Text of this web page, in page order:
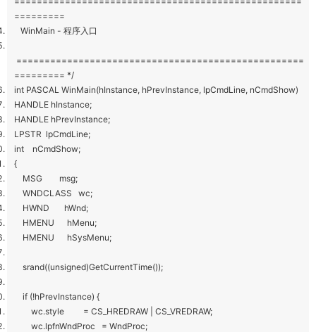
=========
WinMain - 程序入口
===================================================
========= */
int PASCAL WinMain(hInstance, hPrevInstance, lpCmdLine, nCmdShow)
HANDLE hInstance;
HANDLE hPrevInstance;
LPSTR lpCmdLine;
int nCmdShow;
{
MSG msg;
WNDCLASS wc;
HWND hWnd;
HMENU hMenu;
HMENU hSysMenu;
srand((unsigned)GetCurrentTime());
if (!hPrevInstance) {
wc.style = CS_HREDRAW | CS_VREDRAW;
wc.lpfnWndProc = WndProc;